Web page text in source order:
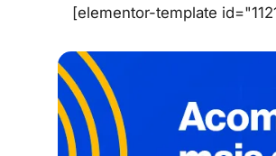
[elementor-template